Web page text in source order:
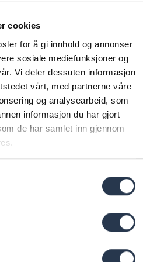
cookies
for å gi innhold og annonser
sosiale mediefunksjoner og
Vi deler dessuten informasjon
vårt, med partnerne våre
og analysearbeid, som
informasjon du har gjort
de har samlet inn gjennom
på vask her
Vibeke Vellano
kommunikasjonssjef, har